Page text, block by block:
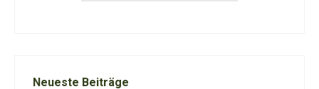
Neueste Beiträge